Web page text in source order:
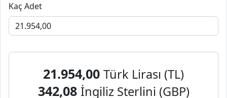
Kaç Adet
21.954,00 Türk Lirası (TL)
342,08 İngiliz Sterlini (GBP)